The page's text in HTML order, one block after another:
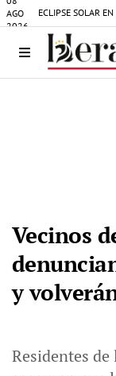
AGO
2026
ECLIPSE SOLAR
Vecinos
y
Residentes